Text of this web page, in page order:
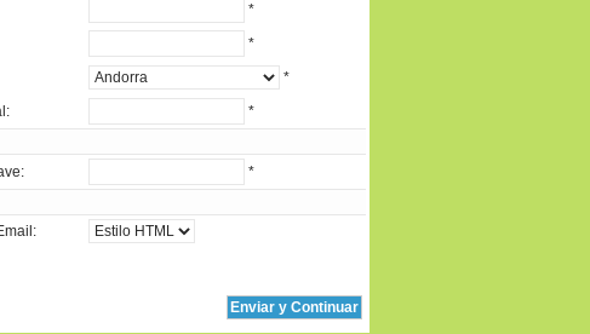
*
*
*
*
*
Enviar y Continuar